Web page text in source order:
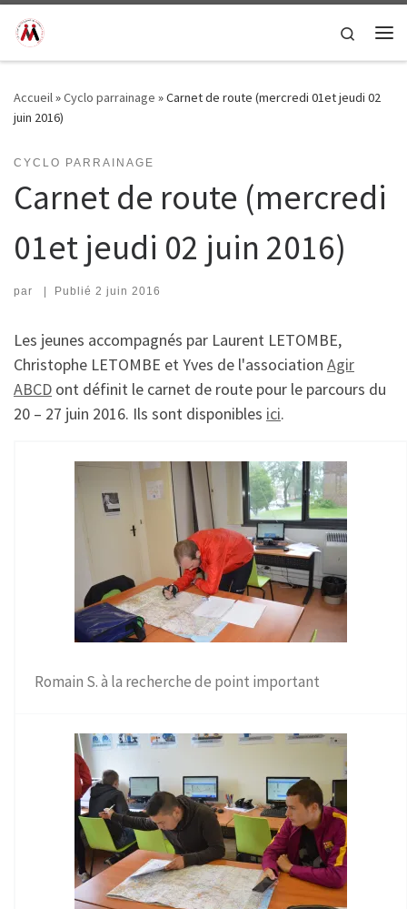
Passer au contenu
Search
Accueil»Cyclo parrainage »Carnet de route (mercredi 01et jeudi 02
juin 2016)
CYCLO PARRAINAGE
Carnet de route (mercredi
01et jeudi 02 juin 2016)
par | Publié 2 juin 2016
Les jeunes accompagnés par Laurent LETOMBE,
Christophe LETOMBE et Yves de l'association Agir
ABCD ont définit le carnet de route pour le parcours du
20 – 27 juin 2016. Ils sont disponibles ici.
Romain S. à la recherche de point important